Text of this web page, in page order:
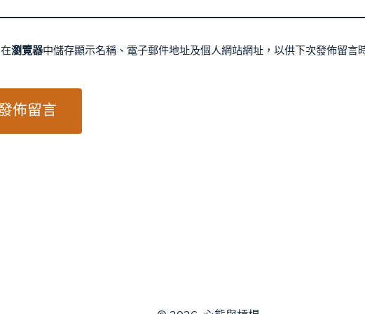
在瀏覽器中儲存顯示名稱、電子郵件地址及個人網站網址，以供下次發佈留言